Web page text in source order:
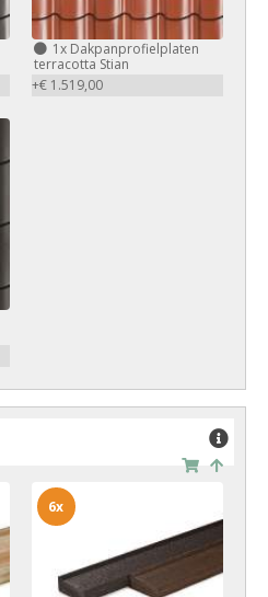
1xDakpanprofielplaten
terracotta Stian
+€ 1.519,00
6x